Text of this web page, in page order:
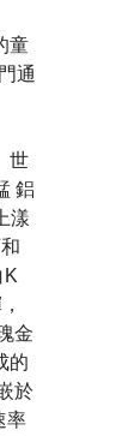
童
通
世
鋁
漾
K
金
的
於
率